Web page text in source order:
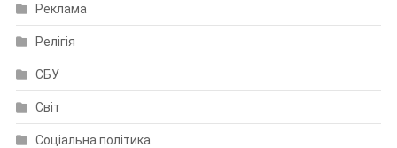
Реклама
Релігія
СБУ
Світ
Соціальна політика